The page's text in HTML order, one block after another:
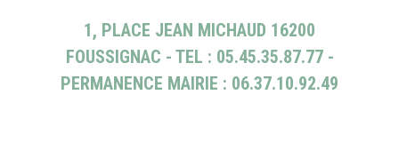
1, PLACE JEAN MICHAUD 16200
FOUSSIGNAC - TEL : 05.45.35.87.77 -
PERMANENCE MAIRIE : 06.37.10.92.49